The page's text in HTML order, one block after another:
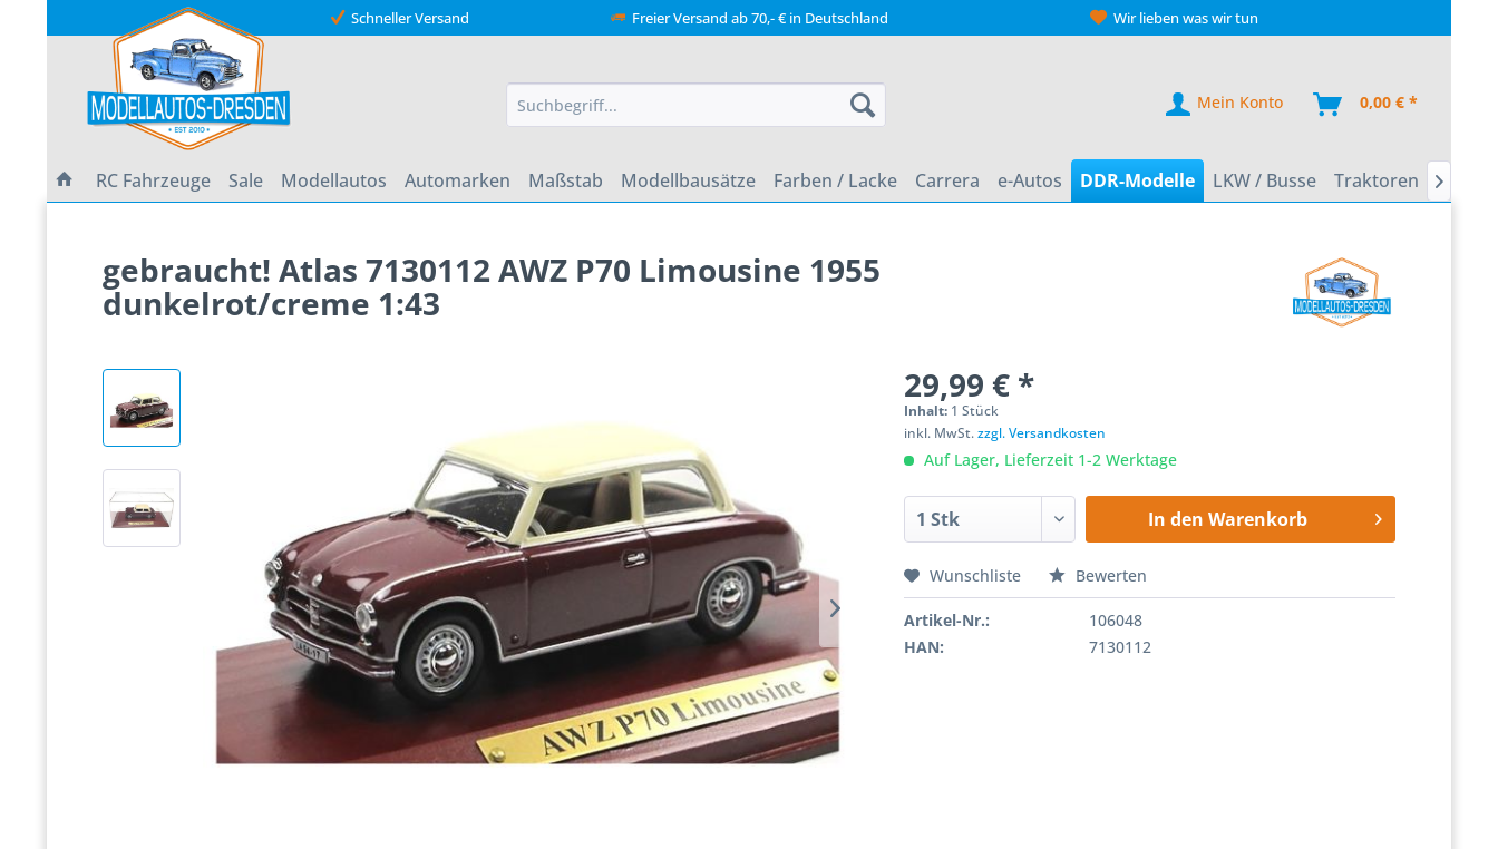
Schneller Versand Freier Versand ab 70,- € in Deutschland Wir lieben was wir tun
Mein Konto 0,00 € *
RC Fahrzeuge Sale Modellautos Automarken Maßstab Modellbausätze Farben / Lacke Carrera e-Autos DDR-Modelle LKW / Busse Traktoren 
gebraucht! Atlas 7130112 AWZ P70 Limousine 1955
dunkelrot/creme 1:43
29,99 € *
Inhalt: 1 Stück
inkl. MwSt.zzgl. Versandkosten
Auf Lager, Lieferzeit 1-2 Werktage
In den Warenkorb
Wunschliste Bewerten
Artikel-Nr.:
106048
HAN:
7130112